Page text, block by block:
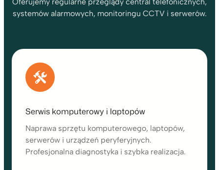
systemów alarmowych, monitoringu CCTV i serwerów.
Serwis komputerowy i laptopów
Naprawa sprzętu komputerowego, laptopów,
serwerów i urządzeń peryferyjnych.
Profesjonalna diagnostyka i szybka realizacja.